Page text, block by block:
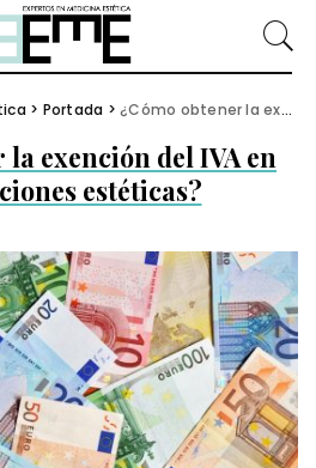
> Portada >¿Cómo obtener la exención del IVA en intervenciones estéticas?
la exención del IVA en
estéticas?